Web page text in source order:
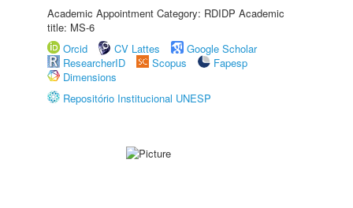
Academic Appointment Category: RDIDP Academic
title: MS-6
Orcid
CV Lattes
Google Scholar
ResearcherID
Scopus
Fapesp
Dimensions
Repositório Institucional UNESP